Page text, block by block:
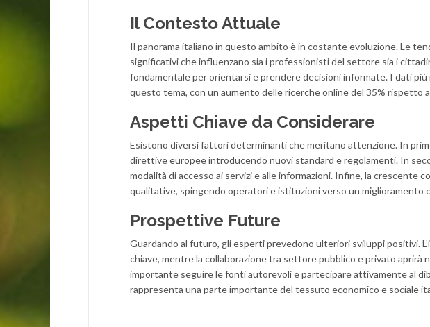
Il Contesto Attuale
Il panorama italiano in questo ambito è in costante evoluzione. Le
significativi che influenzano sia i professionisti del settore sia i
fondamentale per orientarsi e prendere decisioni informate. I dati
questo tema, con un aumento delle ricerche online del 35% rispetto
Aspetti Chiave da Considerare
Esistono diversi fattori determinanti che meritano attenzione. In
direttive europee introducendo nuovi standard e regolamenti. In
modalità di accesso ai servizi e alle informazioni. Infine, la crescente
qualitative, spingendo operatori e istituzioni verso un miglioramento
Prospettive Future
Guardando al futuro, gli esperti prevedono ulteriori sviluppi positivi.
chiave, mentre la collaborazione tra settore pubblico e privato
importante seguire le fonti autorevoli e partecipare attivamente al
rappresenta una parte importante del tessuto economico e sociale